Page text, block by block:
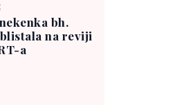
bh.
na reviji
a